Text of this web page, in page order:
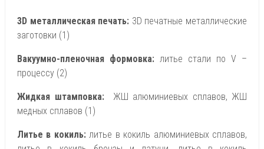
3D металлическая печать: 3D печатные металлические
заготовки (1)
Вакуумно-пленочная формовка: литье стали по V –
процессу (2)
Жидкая штамповка:
ЖШ алюминиевых сплавов, ЖШ
медных сплавов (1)
Литье в кокиль:литье в кокиль алюминиевых сплавов,